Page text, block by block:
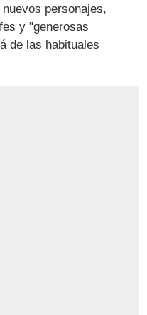
personajes,
y "generosas
de las habituales